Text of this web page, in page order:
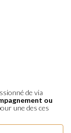
de via
ou
une des ces